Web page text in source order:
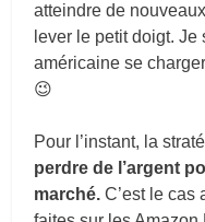
atteindre de
lever le petit doigt. Je
américaine se
😉
Pour l’instant, la
perdre de l’argent
marché. C’est le cas